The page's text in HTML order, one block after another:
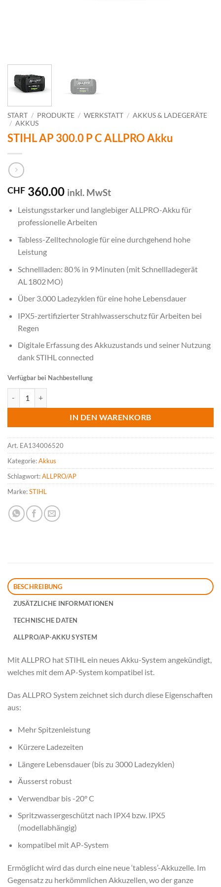
START / PRODUKTE / WERKSTATT / AKKUS & LADEGERÄTE
/ AKKUS
STIHL AP 300.0 P C ALLPRO Akku
CHF 360.00 inkl. MwSt
Leistungsstarker und langlebiger ALLPRO-Akku für
professionelle Arbeiten
Tabless-Zelltechnologie für eine durchgehend hohe
Leistung
Schnellladen: 80 % in 9 Minuten (mit Schnellladegerät
AL 1802 MO)
Über 3.000 Ladezyklen für eine hohe Lebensdauer
IPX5-zertifizierter Strahlwasserschutz für Arbeiten bei
Regen
Digitale Erfassung des Akkuzustands und seiner Nutzung
dank STIHL connected
Verfügbar bei Nachbestellung
IN DEN WARENKORB
Art. EA134006520
Kategorie:Akkus
Schlagwort:ALLPRO/AP
Marke:STIHL
BESCHREIBUNG
ZUSÄTZLICHE INFORMATIONEN
TECHNISCHE DATEN
ALLPRO/AP-AKKU SYSTEM
Mit ALLPRO hat STIHL ein neues Akku-System angekündigt,
welches mit dem AP-System kompatibel ist.
Das ALLPRO System zeichnet sich durch diese Eigenschaften
aus:
Mehr Spitzenleistung
Kürzere Ladezeiten
Längere Lebensdauer (bis zu 3000 Ladezyklen)
Äusserst robust
Verwendbar bis -20° C
Spritzwassergeschützt nach IPX4 bzw. IPX5
(modellabhängig)
kompatibel mit AP-System
Ermöglicht wird das durch eine neue ‘tabless’-Akkuzelle. Im
Gegensatz zu herkömmlichen Akkuzellen, wo der ganze